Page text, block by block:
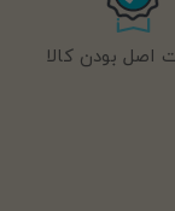
اصل بودن کالا